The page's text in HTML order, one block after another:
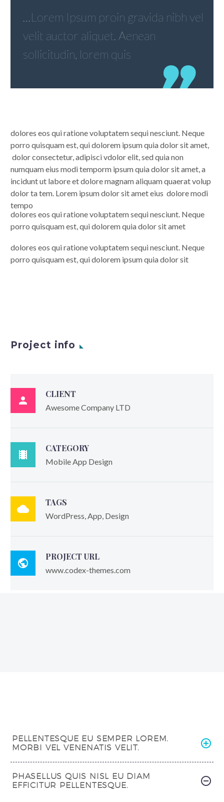
…Lorem Ipsum proin gravida nibh vel
velit auctor aliquet. Aenean
sollicitudin, lorem quis
dolores eos qui ratione voluptatem sequi nesciunt. Neque
porro quisquam est, qui dolorem ipsum quia dolor sit amet,
dolor consectetur, adipisci vdolor elit, sed quia non
numquam eius modi temporm ipsum quia dolor sit amet, a
incidunt ut labore et dolore magnam aliquam quaerat volup
dolor ta tem. Lorem ipsum dolor sit amet eius dolore modi
tempo
dolores eos qui ratione voluptatem sequi nesciunt. Neque
porro quisquam est, qui dolorem quia dolor sit amet
dolores eos qui ratione voluptatem sequi nesciunt. Neque
porro quisquam est, qui dolorem ipsum quia dolor sit
Project info

CLIENT
Awesome Company LTD

CATEGORY
Mobile App Design

TAGS
WordPress, App, Design

PROJECT URL
www.codex-themes.com
PELLENTESQUE EU SEMPER LOREM.
MORBI VEL VENENATIS VELIT.
PHASELLUS QUIS NISL EU DIAM
EFFICITUR PELLENTESQUE.